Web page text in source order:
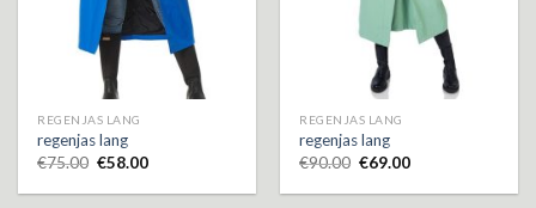
REGENJAS LANG
regenjas lang
€75.00 €58.00
REGENJAS LANG
regenjas lang
€90.00 €69.00